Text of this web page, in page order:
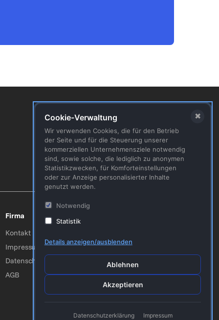
Österreich
T+43 (0) 1 5851650-0
Schweiz
T+41 (0) 41 5111105
Firma
Kontakt
Impressum
Datenschutzerklärung
AGB
Twitter
Cookie-Verwaltung
Wir verwenden Cookies, die für den Betrieb
der Seite und für die Steuerung unserer
kommerziellen Unternehmensziele notwendig
sind, sowie solche, die lediglich zu anonymen
Statistikzwecken, für Komforteinstellungen
oder zur Anzeige personalisierter Inhalte
genutzt werden.
Notwendig
Statistik
Details anzeigen/ausblenden
Ablehnen
Akzeptieren
Datenschutzerklärung Impressum
✖